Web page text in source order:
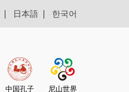
| 日本語 | 한국어
中国孔子
尼山世界